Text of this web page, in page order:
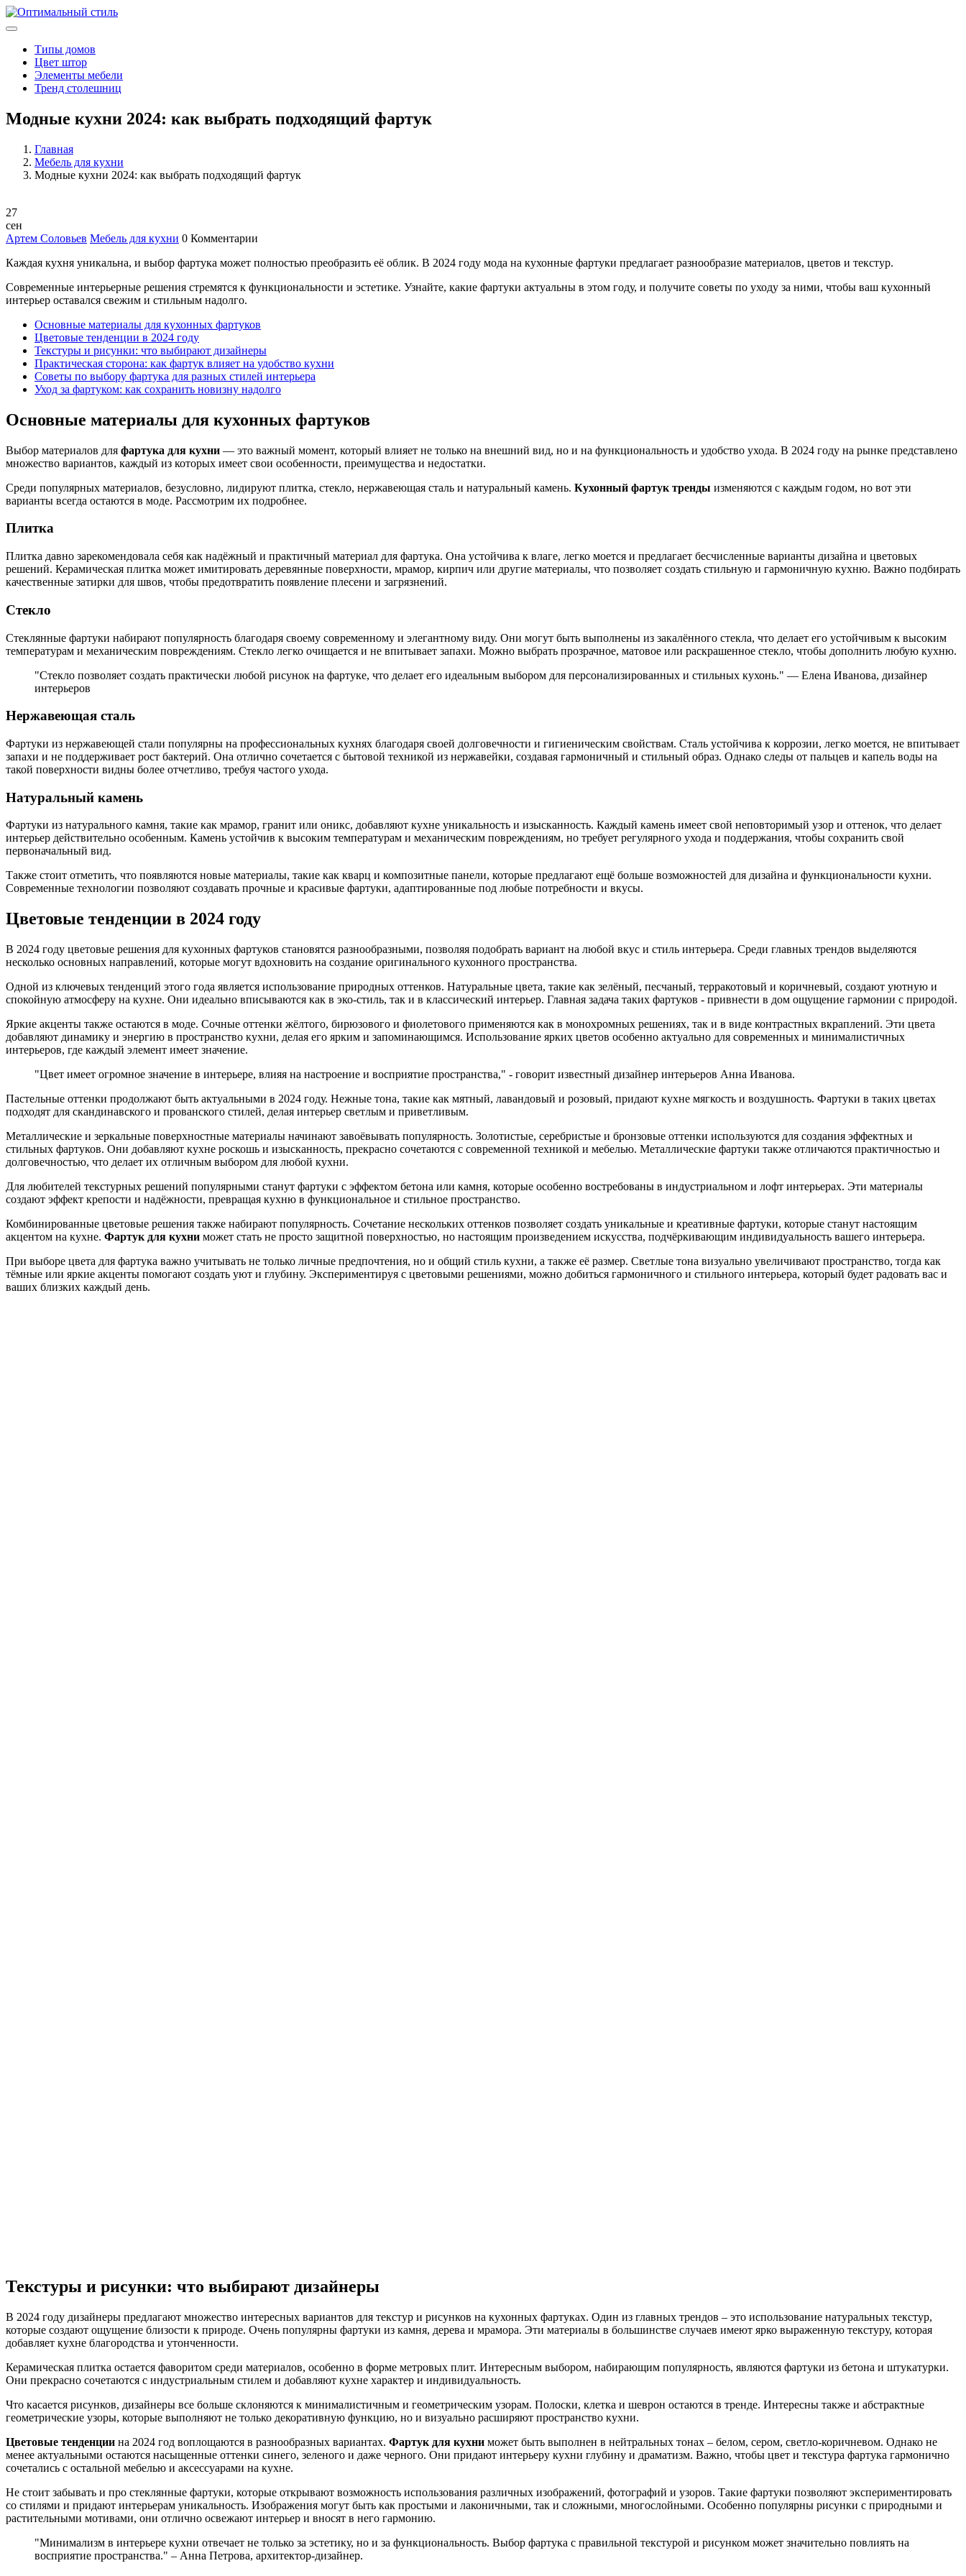
Типы домов
Цвет штор
Элементы мебели
Тренд столешниц
Модные кухни 2024: как выбрать подходящий фартук
Главная
Мебель для кухни
Модные кухни 2024: как выбрать подходящий фартук
27
сен
Артем Соловьев Мебель для кухни 0 Комментарии
Каждая кухня уникальна, и выбор фартука может полностью преобразить её облик. В 2024 году мода на кухонные фартуки предлагает разнообразие материалов, цветов и текстур.
Современные интерьерные решения стремятся к функциональности и эстетике. Узнайте, какие фартуки актуальны в этом году, и получите советы по уходу за ними, чтобы ваш кухонный
интерьер оставался свежим и стильным надолго.
Основные материалы для кухонных фартуков
Цветовые тенденции в 2024 году
Текстуры и рисунки: что выбирают дизайнеры
Практическая сторона: как фартук влияет на удобство кухни
Советы по выбору фартука для разных стилей интерьера
Уход за фартуком: как сохранить новизну надолго
Основные материалы для кухонных фартуков
Выбор материалов для фартука для кухни — это важный момент, который влияет не только на внешний вид, но и на функциональность и удобство ухода. В 2024 году на рынке представлено
множество вариантов, каждый из которых имеет свои особенности, преимущества и недостатки.
Среди популярных материалов, безусловно, лидируют плитка, стекло, нержавеющая сталь и натуральный камень. Кухонный фартук тренды изменяются с каждым годом, но вот эти
варианты всегда остаются в моде. Рассмотрим их подробнее.
Плитка
Плитка давно зарекомендовала себя как надёжный и практичный материал для фартука. Она устойчива к влаге, легко моется и предлагает бесчисленные варианты дизайна и цветовых
решений. Керамическая плитка может имитировать деревянные поверхности, мрамор, кирпич или другие материалы, что позволяет создать стильную и гармоничную кухню. Важно подбирать
качественные затирки для швов, чтобы предотвратить появление плесени и загрязнений.
Стекло
Стеклянные фартуки набирают популярность благодаря своему современному и элегантному виду. Они могут быть выполнены из закалённого стекла, что делает его устойчивым к высоким
температурам и механическим повреждениям. Стекло легко очищается и не впитывает запахи. Можно выбрать прозрачное, матовое или раскрашенное стекло, чтобы дополнить любую кухню.
"Стекло позволяет создать практически любой рисунок на фартуке, что делает его идеальным выбором для персонализированных и стильных кухонь." — Елена Иванова, дизайнер
интерьеров
Нержавеющая сталь
Фартуки из нержавеющей стали популярны на профессиональных кухнях благодаря своей долговечности и гигиеническим свойствам. Сталь устойчива к коррозии, легко моется, не впитывает
запахи и не поддерживает рост бактерий. Она отлично сочетается с бытовой техникой из нержавейки, создавая гармоничный и стильный образ. Однако следы от пальцев и капель воды на
такой поверхности видны более отчетливо, требуя частого ухода.
Натуральный камень
Фартуки из натурального камня, такие как мрамор, гранит или оникс, добавляют кухне уникальность и изысканность. Каждый камень имеет свой неповторимый узор и оттенок, что делает
интерьер действительно особенным. Камень устойчив к высоким температурам и механическим повреждениям, но требует регулярного ухода и поддержания, чтобы сохранить свой
первоначальный вид.
Также стоит отметить, что появляются новые материалы, такие как кварц и композитные панели, которые предлагают ещё больше возможностей для дизайна и функциональности кухни.
Современные технологии позволяют создавать прочные и красивые фартуки, адаптированные под любые потребности и вкусы.
Цветовые тенденции в 2024 году
В 2024 году цветовые решения для кухонных фартуков становятся разнообразными, позволяя подобрать вариант на любой вкус и стиль интерьера. Среди главных трендов выделяются
несколько основных направлений, которые могут вдохновить на создание оригинального кухонного пространства.
Одной из ключевых тенденций этого года является использование природных оттенков. Натуральные цвета, такие как зелёный, песчаный, терракотовый и коричневый, создают уютную и
спокойную атмосферу на кухне. Они идеально вписываются как в эко-стиль, так и в классический интерьер. Главная задача таких фартуков - привнести в дом ощущение гармонии с природой.
Яркие акценты также остаются в моде. Сочные оттенки жёлтого, бирюзового и фиолетового применяются как в монохромных решениях, так и в виде контрастных вкраплений. Эти цвета
добавляют динамику и энергию в пространство кухни, делая его ярким и запоминающимся. Использование ярких цветов особенно актуально для современных и минималистичных
интерьеров, где каждый элемент имеет значение.
"Цвет имеет огромное значение в интерьере, влияя на настроение и восприятие пространства," - говорит известный дизайнер интерьеров Анна Иванова.
Пастельные оттенки продолжают быть актуальными в 2024 году. Нежные тона, такие как мятный, лавандовый и розовый, придают кухне мягкость и воздушность. Фартуки в таких цветах
подходят для скандинавского и прованского стилей, делая интерьер светлым и приветливым.
Металлические и зеркальные поверхностные материалы начинают завоёвывать популярность. Золотистые, серебристые и бронзовые оттенки используются для создания эффектных и
стильных фартуков. Они добавляют кухне роскошь и изысканность, прекрасно сочетаются с современной техникой и мебелью. Металлические фартуки также отличаются практичностью и
долговечностью, что делает их отличным выбором для любой кухни.
Для любителей текстурных решений популярными станут фартуки с эффектом бетона или камня, которые особенно востребованы в индустриальном и лофт интерьерах. Эти материалы
создают эффект крепости и надёжности, превращая кухню в функциональное и стильное пространство.
Комбинированные цветовые решения также набирают популярность. Сочетание нескольких оттенков позволяет создать уникальные и креативные фартуки, которые станут настоящим
акцентом на кухне. Фартук для кухни может стать не просто защитной поверхностью, но настоящим произведением искусства, подчёркивающим индивидуальность вашего интерьера.
При выборе цвета для фартука важно учитывать не только личные предпочтения, но и общий стиль кухни, а также её размер. Светлые тона визуально увеличивают пространство, тогда как
тёмные или яркие акценты помогают создать уют и глубину. Экспериментируя с цветовыми решениями, можно добиться гармоничного и стильного интерьера, который будет радовать вас и
ваших близких каждый день.
Текстуры и рисунки: что выбирают дизайнеры
В 2024 году дизайнеры предлагают множество интересных вариантов для текстур и рисунков на кухонных фартуках. Один из главных трендов – это использование натуральных текстур,
которые создают ощущение близости к природе. Очень популярны фартуки из камня, дерева и мрамора. Эти материалы в большинстве случаев имеют ярко выраженную текстуру, которая
добавляет кухне благородства и утонченности.
Керамическая плитка остается фаворитом среди материалов, особенно в форме метровых плит. Интересным выбором, набирающим популярность, являются фартуки из бетона и штукатурки.
Они прекрасно сочетаются с индустриальным стилем и добавляют кухне характер и индивидуальность.
Что касается рисунков, дизайнеры все больше склоняются к минималистичным и геометрическим узорам. Полоски, клетка и шеврон остаются в тренде. Интересны также и абстрактные
геометрические узоры, которые выполняют не только декоративную функцию, но и визуально расширяют пространство кухни.
Цветовые тенденции на 2024 год воплощаются в разнообразных вариантах. Фартук для кухни может быть выполнен в нейтральных тонах – белом, сером, светло-коричневом. Однако не
менее актуальными остаются насыщенные оттенки синего, зеленого и даже черного. Они придают интерьеру кухни глубину и драматизм. Важно, чтобы цвет и текстура фартука гармонично
сочетались с остальной мебелью и аксессуарами на кухне.
Не стоит забывать и про стеклянные фартуки, которые открывают возможность использования различных изображений, фотографий и узоров. Такие фартуки позволяют экспериментировать
со стилями и придают интерьерам уникальность. Изображения могут быть как простыми и лаконичными, так и сложными, многослойными. Особенно популярны рисунки с природными и
растительными мотивами, они отлично освежают интерьер и вносят в него гармонию.
"Минимализм в интерьере кухни отвечает не только за эстетику, но и за функциональность. Выбор фартука с правильной текстурой и рисунком может значительно повлиять на
восприятие пространства." – Анна Петрова, архитектор-дизайнер.